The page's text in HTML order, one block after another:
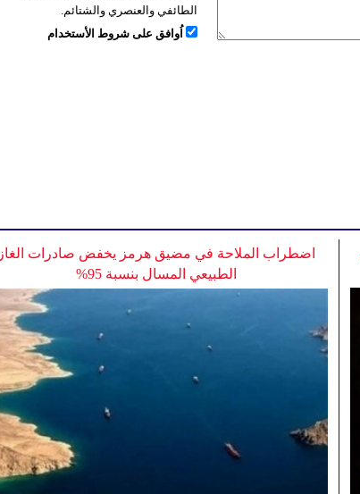
الطائفي والعنصري والشتائم.
اُوافق على شروط الأستخدام
اضطراب الملاحة في مضيق هرمز يخفض صادرات الغاز
الطبيعي المسال بنسبة 95%